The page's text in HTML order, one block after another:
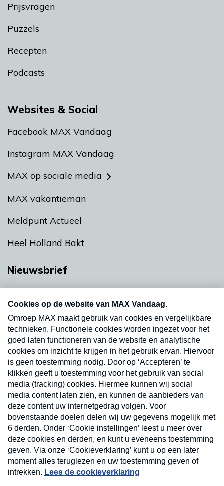
Prijsvragen
Puzzels
Recepten
Podcasts
Websites & Social
Facebook MAX Vandaag
Instagram MAX Vandaag
MAX op sociale media
MAX vakantieman
Meldpunt Actueel
Heel Holland Bakt
Nieuwsbrief
Neem hier een gratis abonnement op onze
nieuwsbrief. Elke vrijdag- en dinsdagochtend in
uw mailbox.
Verzend
Nieuwsbrief
Neem hier een gratis abonnement op onze
nieuwsbrief. Elke vrijdag- en dinsdagochtend in uw